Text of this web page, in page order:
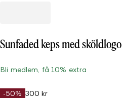
Sunfaded keps med sköldlogo
Bli medlem, få 10% extra
-50% 300 kr